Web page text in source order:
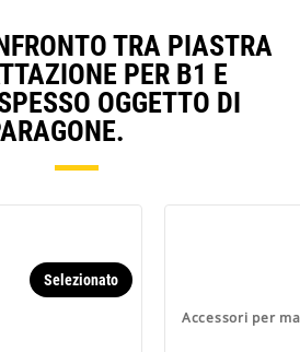
TRA PIASTRA
PER B1 E
OGGETTO DI
Selezionato
Accessori per